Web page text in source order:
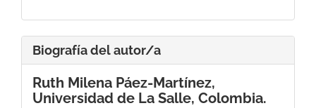
Biografía del autor/a
Ruth Milena Páez-Martínez,
Universidad de La Salle, Colombia.